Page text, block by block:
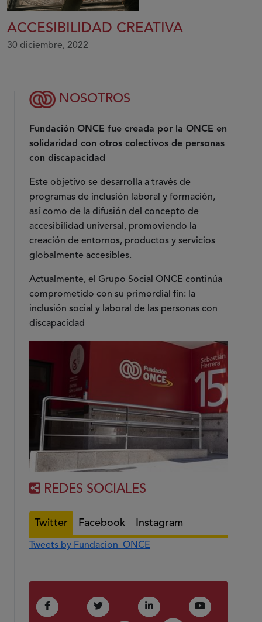
ACCESIBILIDAD CREATIVA
30 diciembre, 2022
NOSOTROS
Fundación ONCE fue creada por la ONCE en
solidaridad con otros colectivos de personas
con discapacidad
Este objetivo se desarrolla a través de
programas de inclusión laboral y formación,
así como de la difusión del concepto de
accesibilidad universal, promoviendo la
creación de entornos, productos y servicios
globalmente accesibles.
Actualmente, el Grupo Social ONCE continúa
comprometido con su primordial fin: la
inclusión social y laboral de las personas con
discapacidad
REDES SOCIALES
Twitter Facebook Instagram
Tweets by Fundacion_ONCE
Facebook
(Abre en nueva ventana)
Twitter
(Abre en nueva ventana)
LinkedIn
(Abre en nueva ventana)
Youtube
(Abre en